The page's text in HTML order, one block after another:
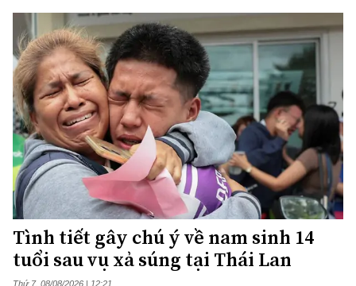
Tình tiết gây chú ý về nam sinh 14
tuổi sau vụ xả súng tại Thái Lan
Thứ 7, 08/08/2026 | 12:21